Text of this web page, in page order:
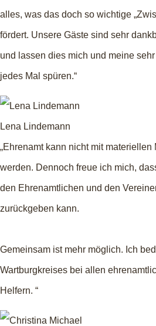
alles, was das doch so wichtige
fördert. Unsere Gäste sind sehr
und lassen dies mich und meine
jedes Mal spüren.“
Lena Lindemann
„Ehrenamt kann nicht mit materiellen
werden. Dennoch freue ich mich,
den Ehrenamtlichen und den
zurückgeben kann.
Gemeinsam ist mehr möglich. Ich
Wartburgkreises bei allen
Helfern. “